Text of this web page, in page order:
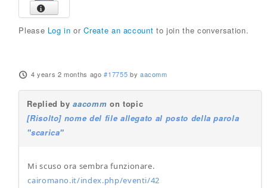
Please Log in orCreate an account to join the conversation.
4 years 2 months ago #17755 by aacomm
Replied byaacomm on topic
[Risolto] nome del file allegato al posto della parola
"scarica"
Mi scuso ora sembra funzionare.
cairomano.it/index.php/eventi/42